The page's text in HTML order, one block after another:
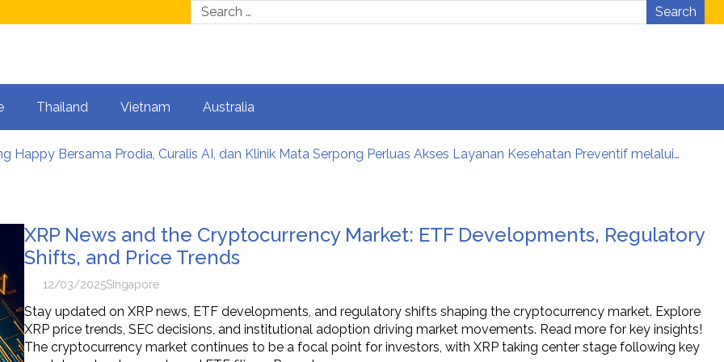
Search
Thailand Vietnam Australia
Lions Club Tangerang Happy Bersama Prodia, Curalis AI, dan Klinik Mata Serpong Perluas Akses Layanan Kesehatan Preventif melalui Bakti Sosial Kesehatan
Asia CEO Community Malaysia’s Track Record of Bringing Leaders Together
Leave: Cara Mengelola Dana Sebelum Rehat dari Dunia Kerja
XRP News and the Cryptocurrency Market: ETF Developments, Regulatory
Shifts, and Price Trends
12/03/2025Singapore
Stay updated on XRP news, ETF developments, and regulatory shifts shaping the cryptocurrency market. Explore
XRP price trends, SEC decisions, and institutional adoption driving market movements. Read more for key insights!
The cryptocurrency market continues to be a focal point for investors, with XRP taking center stage following key